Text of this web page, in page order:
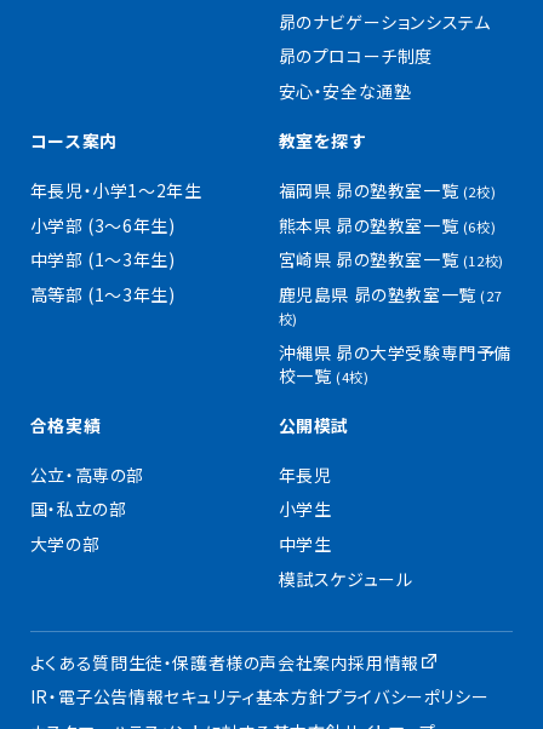
昴のナビゲーションシステム
昴のプロコーチ制度
安心・安全な通塾
コース案内
年長児・小学1〜2年生
小学部 (3〜6年生)
中学部 (1〜3年生)
高等部 (1〜3年生)
教室を探す
福岡県 昴の塾教室一覧 (2校)
熊本県 昴の塾教室一覧 (6校)
宮崎県 昴の塾教室一覧 (12校)
鹿児島県 昴の塾教室一覧(27
校)
沖縄県 昴の大学受験専門予備
校一覧 (4校)
合格実績
公立・高専の部
国・私立の部
大学の部
公開模試
年長児
小学生
中学生
模試スケジュール
よくある質問生徒・保護者様の声会社案内採用情報
IR・電子公告情報セキュリティ基本方針プライバシーポリシー